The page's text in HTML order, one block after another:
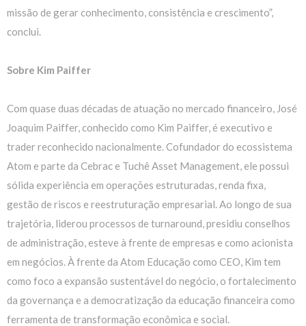
missão de gerar conhecimento, consistência e crescimento”,
conclui.
Sobre Kim Paiffer
Com quase duas décadas de atuação no mercado financeiro, José
Joaquim Paiffer, conhecido como Kim Paiffer, é executivo e
trader reconhecido nacionalmente. Cofundador do ecossistema
Atom e parte da Cebrac e Tuchê Asset Management, ele possui
sólida experiência em operações estruturadas, renda fixa,
gestão de riscos e reestruturação empresarial. Ao longo de sua
trajetória, liderou processos de turnaround , presidiu conselhos
de administração, esteve à frente de empresas e como acionista
em negócios. À frente da Atom Educação como CEO, Kim tem
como foco a expansão sustentável do negócio, o fortalecimento
da governança e a democratização da educação financeira como
ferramenta de transformação econômica e social.